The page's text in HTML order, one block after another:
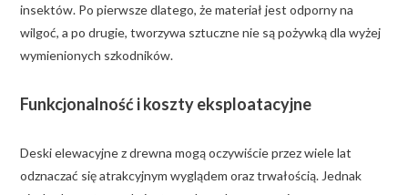
insektów. Po pierwsze dlatego, że materiał jest odporny na
wilgoć, a po drugie, tworzywa sztuczne nie są pożywką dla wyżej
wymienionych szkodników.
Funkcjonalność i koszty eksploatacyjne
Deski elewacyjne z drewna mogą oczywiście przez wiele lat
odznaczać się atrakcyjnym wyglądem oraz trwałością. Jednak